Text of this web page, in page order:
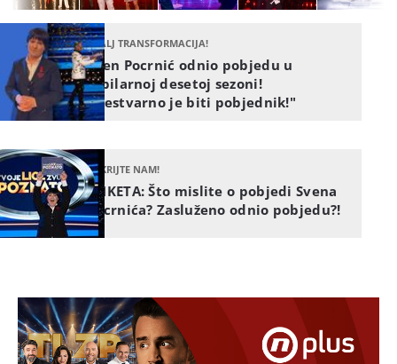
KRALJ TRANSFORMACIJA!
Sven Pocrnić odnio pobjedu u
jubilarnoj desetoj sezoni!
"Nestvarno je biti pobjednik!"
OTKRIJTE NAM!
ANKETA: Što mislite o pobjedi Svena
Pocrnića? Zasluženo odnio pobjedu?!